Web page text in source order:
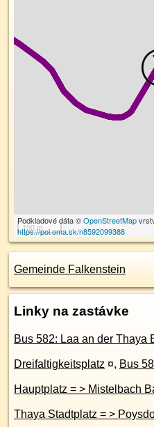
100 m
Podkladové dáta ©OpenStreetMap
https://poi.oma.sk/n8592099388
Gemeinde Falkenstein
Linky na zastávke
Bus 582: Laa an der Thaya
Dreifaltigkeitsplatz ¤, Bus
Hauptplatz = >
Thaya